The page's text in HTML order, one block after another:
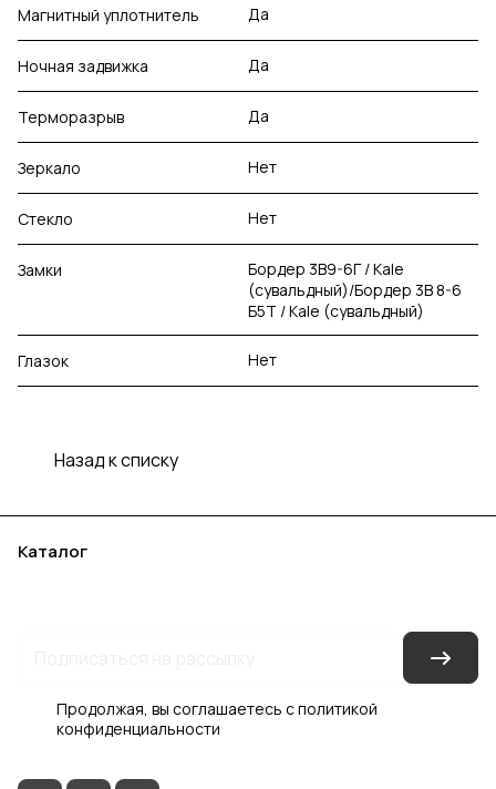
Магнитный уплотнитель Да
Ночная задвижка Да
Терморазрыв Да
Зеркало Нет
Стекло Нет
Замки
Бордер 3В9-6Г / Kale
(сувальдный)/Бордер 3В 8-6
Б5Т / Kale (сувальдный)
Глазок Нет
Назад к списку
Каталог
Продолжая, вы соглашаетесь сполитикой
конфиденциальности